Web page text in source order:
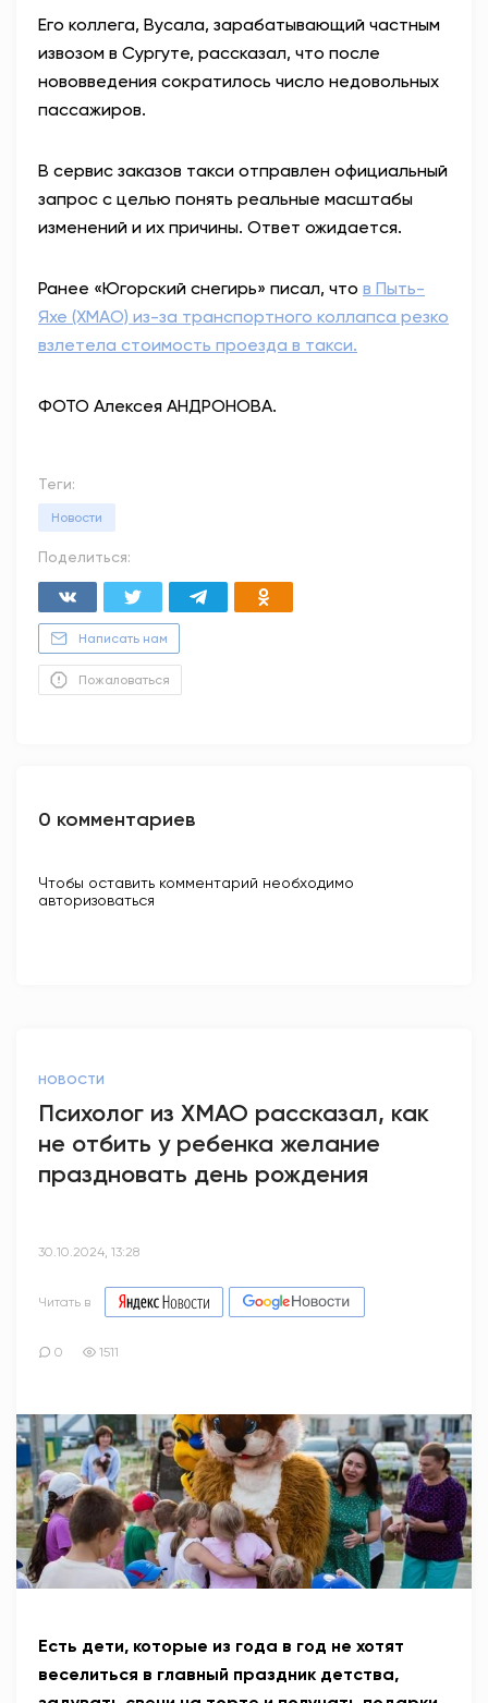
Его коллега, Вусала, зарабатывающий частным
извозом в Сургуте, рассказал, что после
нововведения сократилось число недовольных
пассажиров.
В сервис заказов такси отправлен официальный
запрос с целью понять реальные масштабы
изменений и их причины. Ответ ожидается.
Ранее «Югорский снегирь» писал, что в Пыть-
Яхе (ХМАО) из-за транспортного коллапса резко
взлетела стоимость проезда в такси.
ФОТО Алексея АНДРОНОВА.
Теги:
Новости
Поделиться:
Написать нам
Пожаловаться
0 комментариев
Чтобы оставить комментарий необходимо
авторизоваться
НОВОСТИ
Психолог из ХМАО рассказал, как
не отбить у ребенка желание
праздновать день рождения
30.10.2024, 13:28
Читать в
0 1511
Есть дети, которые из года в год не хотят
веселиться в главный праздник детства,